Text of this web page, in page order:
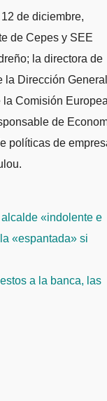
de diciembre,
de Cepes y SEE
la directora de
la Dirección General
Comisión
de
políticas de
«indolente e
«espantada» si
a la banca, las